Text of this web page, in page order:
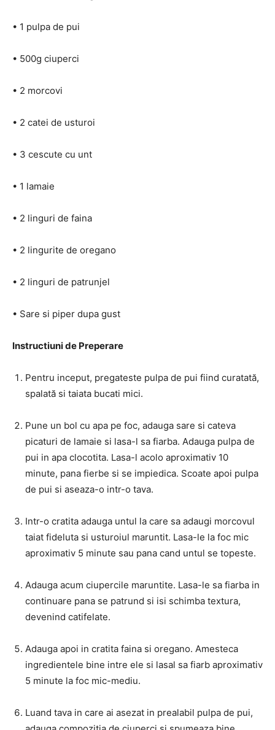
• 1 pulpa de pui
• 500g ciuperci
• 2 morcovi
• 2 catei de usturoi
• 3 cescute cu unt
• 1 lamaie
• 2 linguri de faina
• 2 lingurite de oregano
• 2 linguri de patrunjel
• Sare si piper dupa gust
Instructiuni de Preperare
Pentru inceput, pregateste pulpa de pui fiind curatată,
spalată si taiata bucati mici.
Pune un bol cu apa pe foc, adauga sare si cateva
picaturi de lamaie si lasa-l sa fiarba. Adauga pulpa de
pui in apa clocotita. Lasa-l acolo aproximativ 10
minute, pana fierbe si se impiedica. Scoate apoi pulpa
de pui si aseaza-o intr-o tava.
Intr-o cratita adauga untul la care sa adaugi morcovul
taiat fideluta si usturoiul maruntit. Lasa-le la foc mic
aproximativ 5 minute sau pana cand untul se topeste.
Adauga acum ciupercile maruntite. Lasa-le sa fiarba in
continuare pana se patrund si isi schimba textura,
devenind catifelate.
Adauga apoi in cratita faina si oregano. Amesteca
ingredientele bine intre ele si lasal sa fiarb aproximativ
5 minute la foc mic-mediu.
Luand tava in care ai asezat in prealabil pulpa de pui,